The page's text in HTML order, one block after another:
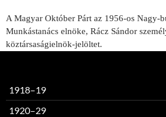
A Magyar Október Párt az 1956-os Nagy-
Munkástanács elnöke, Rácz Sándor
köztársaságielnök-jelöltet.
1918–19
1920–29